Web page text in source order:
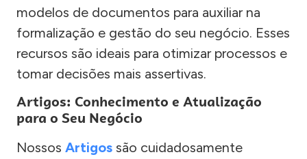
modelos de documentos para auxiliar na
formalização e gestão do seu negócio. Esses
recursos são ideais para otimizar processos e
tomar decisões mais assertivas.
Artigos: Conhecimento e Atualização
para o Seu Negócio
Nossos Artigos são cuidadosamente